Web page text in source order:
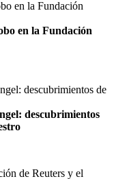
en la Fundación
descubrimientos